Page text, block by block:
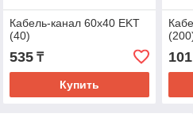
Кабель-канал 60х40 EKT
(40)
535₸
Купить
101